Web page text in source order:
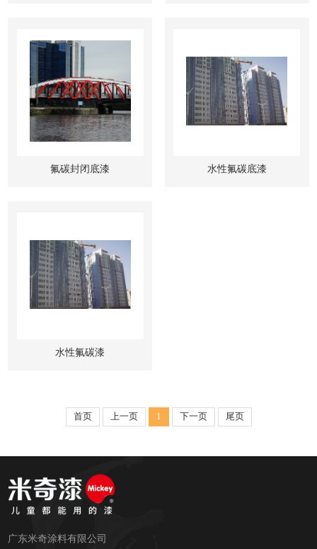
氟碳封闭底漆 水性氟碳底漆
水性氟碳漆
首页 上一页 1 下一页 尾页
广东米奇涂料有限公司